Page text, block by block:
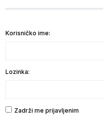
Korisničko ime:
Lozinka:
Zadrži me prijavljenim